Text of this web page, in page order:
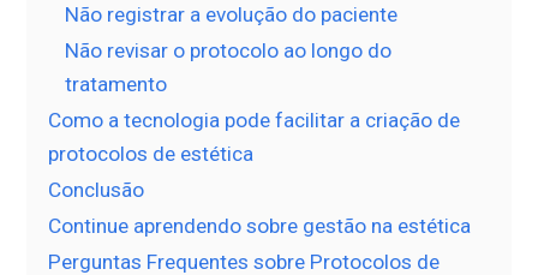
Não registrar a evolução do paciente
Não revisar o protocolo ao longo do
tratamento
Como a tecnologia pode facilitar a criação de
protocolos de estética
Conclusão
Continue aprendendo sobre gestão na estética
Perguntas Frequentes sobre Protocolos de